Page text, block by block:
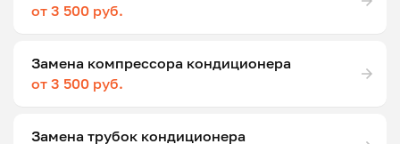
от 3 500 руб.
Замена компрессора кондиционера
от 3 500 руб.
Замена трубок кондиционера